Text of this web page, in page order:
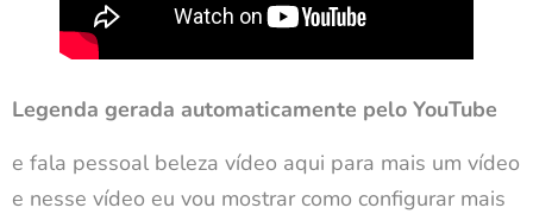
Legenda gerada automaticamente pelo YouTube
e fala pessoal beleza vídeo aqui para mais um vídeo
e nesse vídeo eu vou mostrar como configurar mais